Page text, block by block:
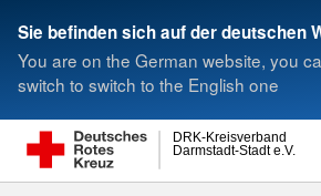
Sie befinden sich auf der deutschen
You are on the German website, you
switch to switch to the English one
Darmstadt-Stadt e.V.
DRK-Kreisverband